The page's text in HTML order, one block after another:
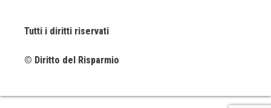
Tutti i diritti riservati
© Diritto del Risparmio